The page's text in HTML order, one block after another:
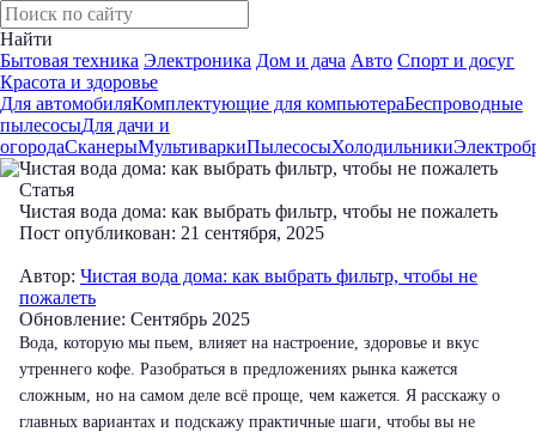
Найти
Бытовая техника Электроника Дом и дача Авто Спорт и досуг
Красота и здоровье
Для автомобиляКомплектующие для компьютераБеспроводные
пылесосыДля дачи и
огородаСканерыМультиваркиПылесосыХолодильники
Статья
Чистая вода дома: как выбрать фильтр, чтобы не пожалеть
Пост опубликован: 21 сентября, 2025
Автор: Чистая вода дома: как выбрать фильтр, чтобы не
пожалеть
Обновление: Сентябрь 2025
Вода, которую мы пьем, влияет на настроение, здоровье и вкус
утреннего кофе. Разобраться в предложениях рынка кажется
сложным, но на самом деле всё проще, чем кажется. Я расскажу о
главных вариантах и подскажу практичные шаги, чтобы вы не